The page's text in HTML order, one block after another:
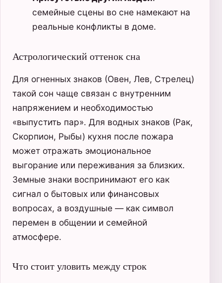
семейные сцены во сне намекают на
реальные конфликты в доме.
Астрологический оттенок сна
Для огненных знаков (Овен, Лев, Стрелец)
такой сон чаще связан с внутренним
напряжением и необходимостью
«выпустить пар». Для водных знаков (Рак,
Скорпион, Рыбы) кухня после пожара
может отражать эмоциональное
выгорание или переживания за близких.
Земные знаки воспринимают его как
сигнал о бытовых или финансовых
вопросах, а воздушные — как символ
перемен в общении и семейной
атмосфере.
Что стоит уловить между строк